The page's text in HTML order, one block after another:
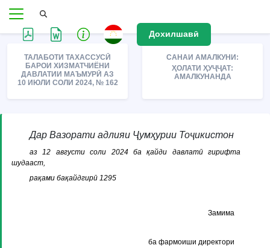
Дохилшавӣ
ТАЛАБОТИ ТАХАССУСӢ
БАРОИ ХИЗМАТЧИЁНИ
ДАВЛАТИИ МАЪМУРӢ АЗ
10 ИЮЛИ СОЛИ 2024, № 162
САНАИ АМАЛКУНИ:
ҲОЛАТИ ҲУҶҶАТ:
АМАЛКУНАНДА
Дар Вазорати адлияи Ҷумҳурии Тоҷикистон
аз 12 августи соли 2024 ба қайди давлатӣ гирифта
шудааст,
рақами бақайдгирӣ 1295
Замима
ба фармоиши директори